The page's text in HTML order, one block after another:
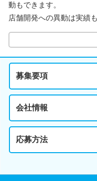
動もできます。
店舗開発への異動は実績
募集要項
会社情報
応募方法